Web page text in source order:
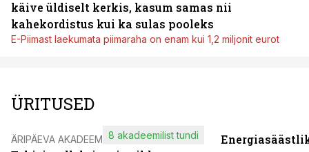
käive üldiselt kerkis, kasum samas nii
kahekordistus kui ka sulas pooleks
E-Piimast laekumata piimaraha on enam kui 1,2 miljonit eurot
ÜRITUSED
ÄRIPÄEVA AKADEEMIA8 akadeemilist tundi